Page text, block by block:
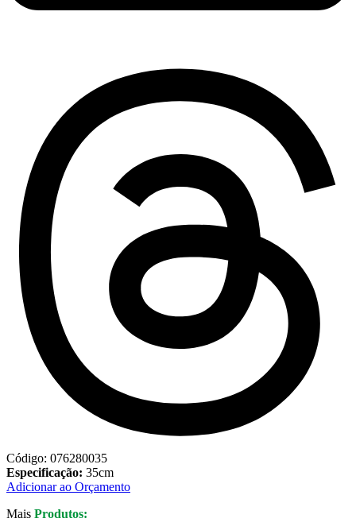
Código: 076280035
Especificação: 35cm
Adicionar ao Orçamento
Mais Produtos: